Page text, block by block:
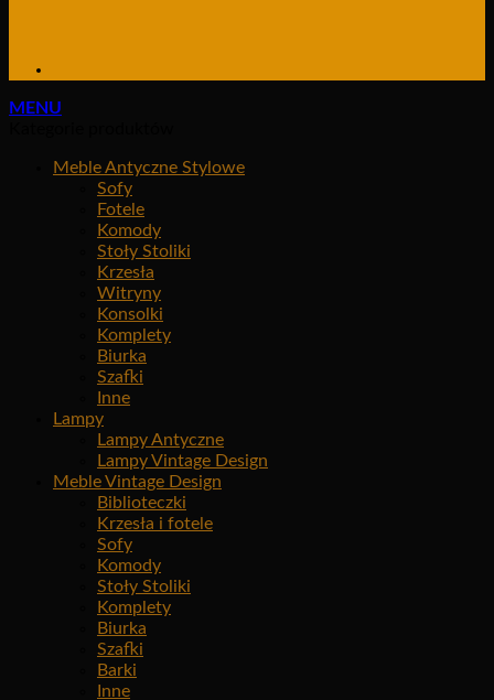
MENU
Meble Antyczne Stylowe
Sofy
Fotele
Komody
Stoły Stoliki
Krzesła
Witryny
Konsolki
Komplety
Biurka
Szafki
Inne
Lampy
Lampy Antyczne
Lampy Vintage Design
Meble Vintage Design
Biblioteczki
Krzesła i fotele
Sofy
Komody
Stoły Stoliki
Komplety
Biurka
Szafki
Barki
Inne